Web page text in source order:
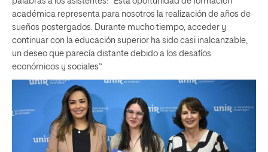
académica representa para nosotros la realización de años de
sueños postergados. Durante mucho tiempo, acceder y
continuar con la educación superior ha sido casi inalcanzable,
un deseo que parecía distante debido a los desafíos
económicos y sociales”.